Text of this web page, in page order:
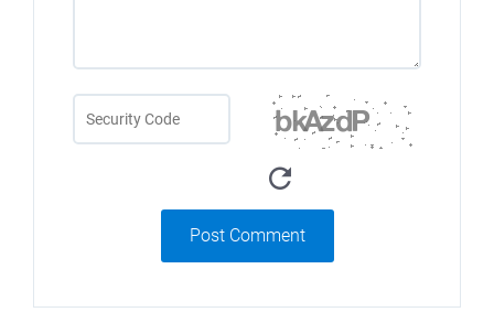
Post Comment